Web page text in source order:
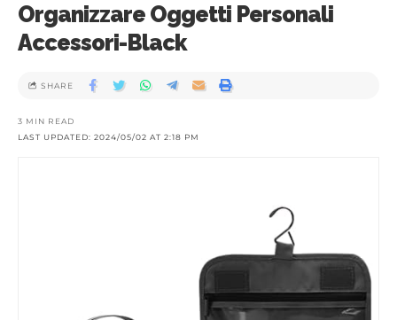
Organizzare Oggetti Personali
Accessori-Black
LAST UPDATED: 2024/05/02 AT 2:18 PM
3 MIN READ
SHARE